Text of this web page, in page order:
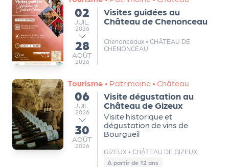
du
02
JUILLET
JUIL.
2026
au
28
AOÛT
AOÛT
2026
Visites guidées au
Château de Chenonceau
Chenonceaux • CHÂTEAU DE
CHENONCEAU
Tourisme • Patrimoine • Château
du
06
JUILLET
JUIL.
2026
au
30
AOÛT
AOÛT
2026
Visite dégustation au
Château de Gizeux
Visite historique et
dégustation de vins de
Bourgueil
GIZEUX • CHÂTEAU DE GIZEUX
À partir de 12 ans
P
r
o
p
o
s
e
r
u
n
é
v
è